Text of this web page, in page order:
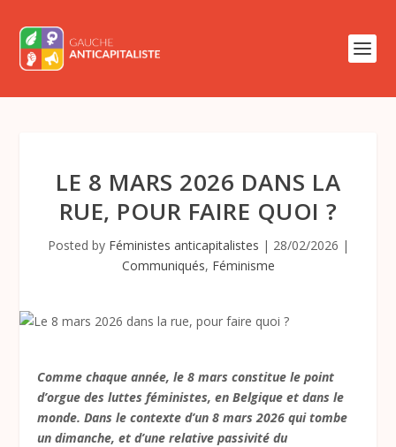
LE 8 MARS 2026 DANS LA
RUE, POUR FAIRE QUOI ?
Posted by Féministes anticapitalistes | 28/02/2026 |
Communiqués, Féminisme
Comme chaque année, le 8 mars constitue le point
d’orgue des luttes féministes, en Belgique et dans le
monde. Dans le contexte d’un 8 mars 2026 qui tombe
un dimanche, et d’une relative passivité du